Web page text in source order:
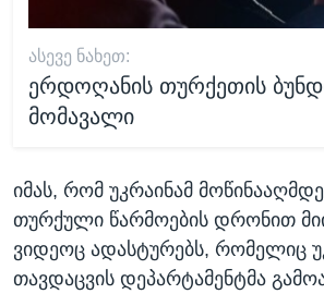
ᲐᲡᲔᲕᲔ ᲜᲐᲮᲔᲗ:
ერდოღანის თურქეთის
მომავალი
იმას, რომ უკრაინამ
თურქული წარმოების დრონით
ვიდეოც ადასტურებს, რომელიც
თავდაცვის დეპარტამენტმა